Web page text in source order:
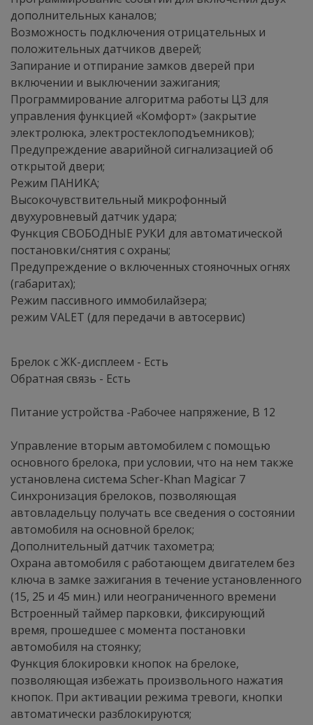
дополнительных каналов;
Возможность подключения отрицательных и
положительных датчиков дверей;
Запирание и отпирание замков дверей при
включении и выключении зажигания;
Программирование алгоритма работы ЦЗ для
управления функцией «Комфорт» (закрытие
электролюка, электростеклоподъемников);
Предупреждение аварийной сигнализацией об
открытой двери;
Режим ПАНИКА;
Высокочувствительный микрофонный
двухуровневый датчик удара;
Функция СВОБОДНЫЕ РУКИ для автоматической
постановки/снятия с охраны;
Предупреждение о включенных стояночных огнях
(габаритах);
Режим пассивного иммобилайзера;
режим VALET (для передачи в автосервис)
Брелок с ЖК-дисплеем - Есть
Обратная связь - Есть
Питание устройства -Рабочее напряжение, В 12
Управление вторым автомобилем с помощью
основного брелока, при условии, что на нем также
установлена система Scher-Khan Magicar 7
Синхронизация брелоков, позволяющая
автовладельцу получать все сведения о состоянии
автомобиля на основной брелок;
Дополнительный датчик тахометра;
Охрана автомобиля с работающем двигателем без
ключа в замке зажигания в течение установленного
(15, 25 и 45 мин.) или неограниченного времени
Встроенный таймер парковки, фиксирующий
время, прошедшее с момента постановки
автомобиля на стоянку;
Функция блокировки кнопок на брелоке,
позволяющая избежать произвольного нажатия
кнопок. При активации режима тревоги, кнопки
автоматически разблокируются;